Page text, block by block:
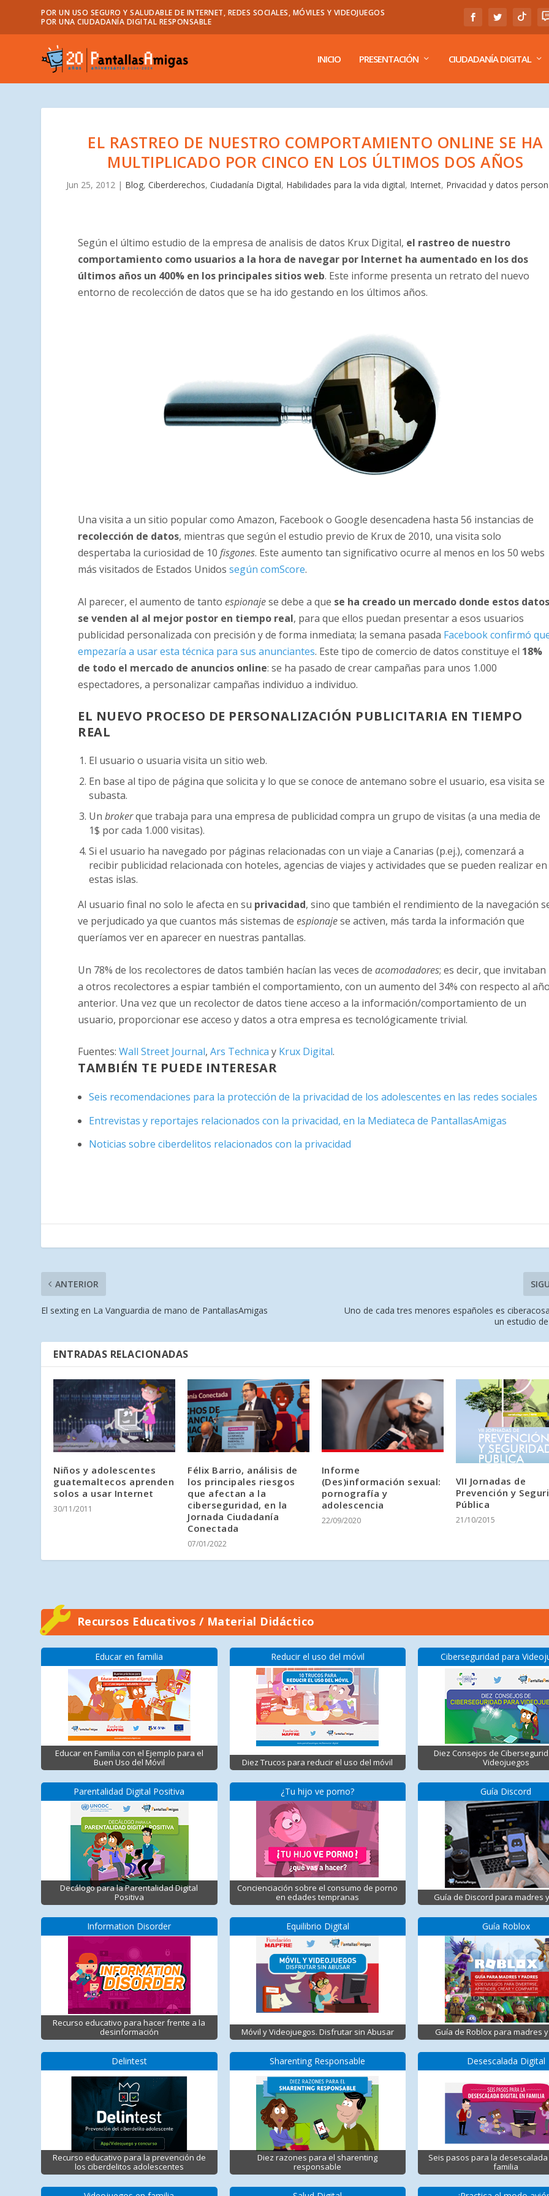
POR UN USO SEGURO Y SALUDABLE DE INTERNET, REDES SOCIALES, MÓVILES Y VIDEOJUEGOS
POR UNA CIUDADANÍA DIGITAL RESPONSABLE
INICIO PRESENTACIÓN CIUDADANÍA DIGITAL
EL RASTREO DE NUESTRO COMPORTAMIENTO ONLINE SE HA
MULTIPLICADO POR CINCO EN LOS ÚLTIMOS DOS AÑOS
Jun 25, 2012 | Blog,Ciberderechos,Ciudadanía Digital, Habilidades para la vida digital, Internet, Privacidad y datos
Según el último estudio de la empresa de analisis de datos Krux Digital, el rastreo de nuestro
comportamiento como usuarios a la hora de navegar por Internet ha aumentado en los dos
últimos años un 400% en los principales sitios web. Este informe presenta un retrato del nuevo
entorno de recolección de datos que se ha ido gestando en los últimos años.
Una visita a un sitio popular como Amazon, Facebook o Google desencadena hasta 56 instancias de
recolección de datos, mientras que según el estudio previo de Krux de 2010, una visita solo
despertaba la curiosidad de 10fisgones. Este aumento tan significativo ocurre al menos en los 50 webs
más visitados de Estados Unidossegún comScore.
Al parecer, el aumento de tantoespionajese debe a que se ha creado un mercado donde estos
se venden al al mejor postor en tiempo real, para que ellos puedan presentar a esos usuarios
publicidad personalizada con precisión y de forma inmediata; la semana pasada Facebook confirmó
empezaría a usar esta técnica para sus anunciantes. Este tipo de comercio de datos constituye el 18%
de todo el mercado de anuncios online: se ha pasado de crear campañas para unos 1.000
espectadores, a personalizar campañas individuo a individuo.
EL NUEVO PROCESO DE PERSONALIZACIÓN PUBLICITARIA EN TIEMPO
REAL
El usuario o usuaria visita un sitio web.
En base al tipo de página que solicita y lo que se conoce de antemano sobre el usuario, esa visita se
subasta.
Unbrokerque trabaja para una empresa de publicidad compra un grupo de visitas (a una media de
1$ por cada 1.000 visitas).
Si el usuario ha navegado por páginas relacionadas con un viaje a Canarias (p.ej.), comenzará a
recibir publicidad relacionada con hoteles, agencias de viajes y actividades que se pueden realizar en
estas islas.
Al usuario final no solo le afecta en su privacidad, sino que también el rendimiento de la navegación
ve perjudicado ya que cuantos más sistemas deespionajese activen, más tarda la información que
queríamos ver en aparecer en nuestras pantallas.
Un 78% de los recolectores de datos también hacían las veces deacomodadores; es decir, que invitaban
a otros recolectores a espiar también el comportamiento, con un aumento del 34% con respecto al
anterior. Una vez que un recolector de datos tiene acceso a la información/comportamiento de un
usuario, proporcionar ese acceso y datos a otra empresa es tecnológicamente trivial.
Fuentes:Wall Street Journal,Ars Technica y Krux Digital.
TAMBIÉN TE PUEDE INTERESAR
Seis recomendaciones para la protección de la privacidad de los adolescentes en las redes sociales
Entrevistas y reportajes relacionados con la privacidad, en la Mediateca de PantallasAmigas
Noticias sobre ciberdelitos relacionados con la privacidad
ANTERIOR
El sexting en La Vanguardia de mano de PantallasAmigas
Uno de cada tres menores españoles es
un estudio
ENTRADAS RELACIONADAS
Niños y adolescentes
guatemaltecos aprenden
solos a usar Internet
30/11/2011
Félix Barrio, análisis de
los principales riesgos
que afectan a la
ciberseguridad, en la
Jornada Ciudadanía
Conectada
07/01/2022
Informe
(Des)información sexual:
pornografía y
adolescencia
22/09/2020
VII Jornadas de
Prevención y
Pública
21/10/2015
Recursos Educativos / Material Didáctico
Educar en familia
Educar en Familia con el Ejemplo para el
Buen Uso del Móvil
Parentalidad Digital Positiva
Decálogo para la Parentalidad Digital
Positiva
Information Disorder
Recurso educativo para hacer frente a la
desinformación
Delintest
Recurso educativo para la prevención de
los ciberdelitos adolescentes
Reducir el uso del móvil
Diez Trucos para reducir el uso del móvil
¿Tu hijo ve porno?
Concienciación sobre el consumo de porno
en edades tempranas
Equilibrio Digital
Móvil y Videojuegos. Disfrutar sin Abusar
Sharenting Responsable
Diez razones para el sharenting
responsable
Ciberseguridad para
Diez Consejos de
Videojuegos
Guía Discord
Guía de Discord para madres
Guía Roblox
Guía de Roblox para madres
Desescalada Digital
Seis pasos para la
familia